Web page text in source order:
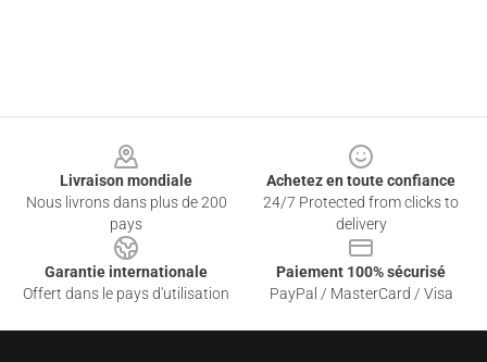
Livraison mondiale
Nous livrons dans plus de 200
pays
Achetez en toute confiance
24/7 Protected from clicks to
delivery
Garantie internationale
Offert dans le pays d'utilisation
Paiement 100% sécurisé
PayPal / MasterCard / Visa